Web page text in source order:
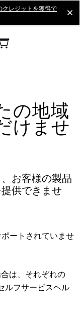
クレジットを獲得で
の地域
けませ
お客様の製品
供できませ
ートされていませ
は、それぞれの
ルフサービスヘル